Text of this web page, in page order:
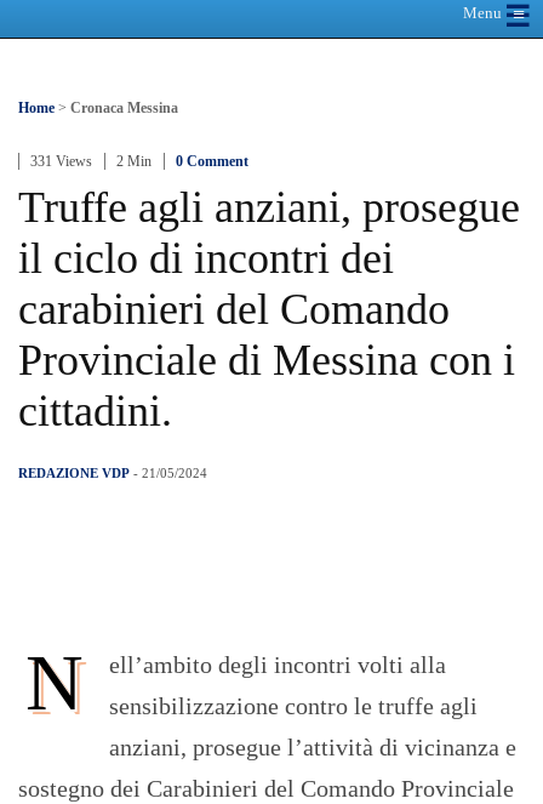
Menu≡
☰
Home > Cronaca Messina
331 Views 2 Min 0 Comment
Truffe agli anziani, prosegue
il ciclo di incontri dei
carabinieri del Comando
Provinciale di Messina con i
cittadini.
REDAZIONE VDP - 21/05/2024
N
ell’ambito degli incontri volti alla
sensibilizzazione contro le truffe agli
anziani, prosegue l’attività di vicinanza e
sostegno dei Carabinieri del Comando Provinciale